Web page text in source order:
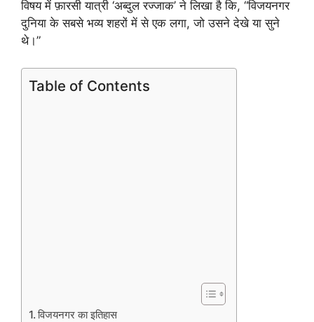
विषय में फ़ारसी यात्री ‘अब्दुल रज्जाक’ ने लिखा है कि, “विजयनगर
दुनिया के सबसे भव्य शहरों में से एक लगा, जो उसने देखे या सुने
थे।”
Table of Contents
विजयनगर का इतिहास